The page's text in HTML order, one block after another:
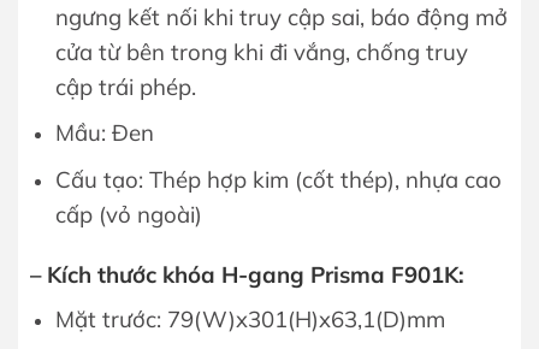
ngưng kết nối khi truy cập sai, báo động mở
cửa từ bên trong khi đi vắng, chống truy
cập trái phép.
Mầu: Đen
Cấu tạo: Thép hợp kim (cốt thép), nhựa cao
cấp (vỏ ngoài)
– Kích thước khóa H-gang Prisma F901K:
Mặt trước: 79(W)x301(H)x63,1(D)mm